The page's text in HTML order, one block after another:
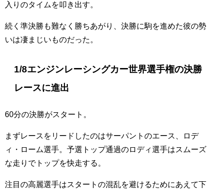
入りのタイムを叩き出す。
続く準決勝も難なく勝ちあがり、決勝に駒を進めた彼の勢
いは凄まじいものだった。
1/8エンジンレーシングカー世界選手権の決勝
レースに進出
60分の決勝がスタート。
まずレースをリードしたのはサーパントのエース、ロデ
ィ・ローム選手。予選トップ通過のロディ選手はスムーズ
な走りでトップを快走する。
注目の高麗選手はスタートの混乱を避けるためにあえて下